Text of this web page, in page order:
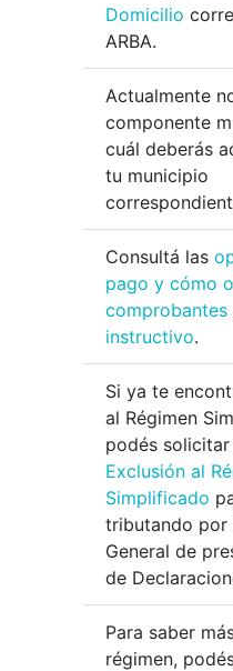
Domicilio
ARBA.
Actualmente
componente
cuál deberás
tu municipio
Consultá las
pago y cómo
comprobantes
instructivo.
Si ya te
al Régimen
podés solicitar
Exclusión al
Simplificado
tributando por
General de
de
Para saber
régimen,